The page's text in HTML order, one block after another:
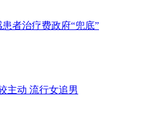
者治疗费政府“兜底”
主动 流行女追男